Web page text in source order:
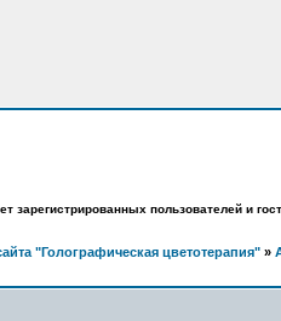
зарегистрированных пользователей и
"Голографическая цветотерапия" »